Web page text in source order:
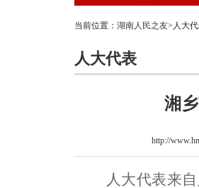
当前位置： 湖南人民之友>人大
人大代表
湘
http://
人大代表来